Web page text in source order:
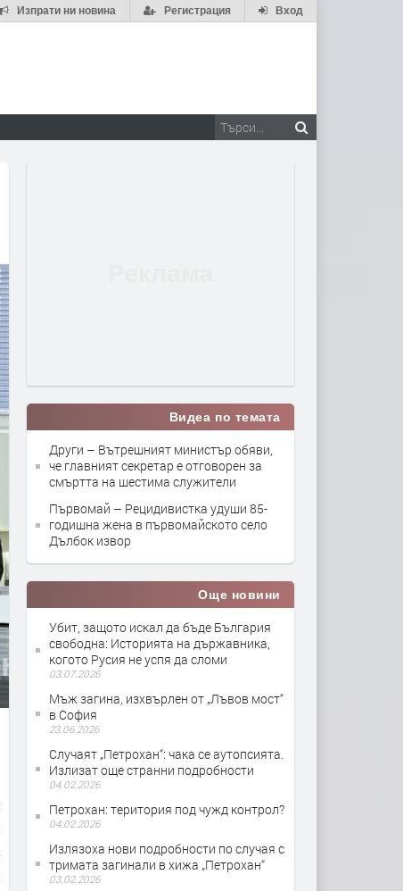
Вход
Регистрация
Изпрати ни новина
Видеа по темата
Други – Вътрешният министър обяви,
че главният секретар е отговорен за
смъртта на шестима служители
Първомай – Рецидивистка удуши 85-
годишна жена в първомайското село
Дълбок извор
Още новини
Убит, защото искал да бъде България
свободна: Историята на държавника,
когото Русия не успя да сломи
03.07.2026
Мъж загина, изхвърлен от „Лъвов мост“
в София
23.06.2026
Случаят „Петрохан“: чака се аутопсията.
Излизат още странни подробности
04.02.2026
Петрохан: територия под чужд контрол?
04.02.2026
Излязоха нови подробности по случая с
тримата загинали в хижа „Петрохан“
03.02.2026